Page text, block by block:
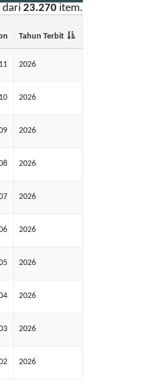
dari 23.270 item.
Tahun Terbit
2026
2026
2026
2026
2026
2026
2026
2026
2026
2026